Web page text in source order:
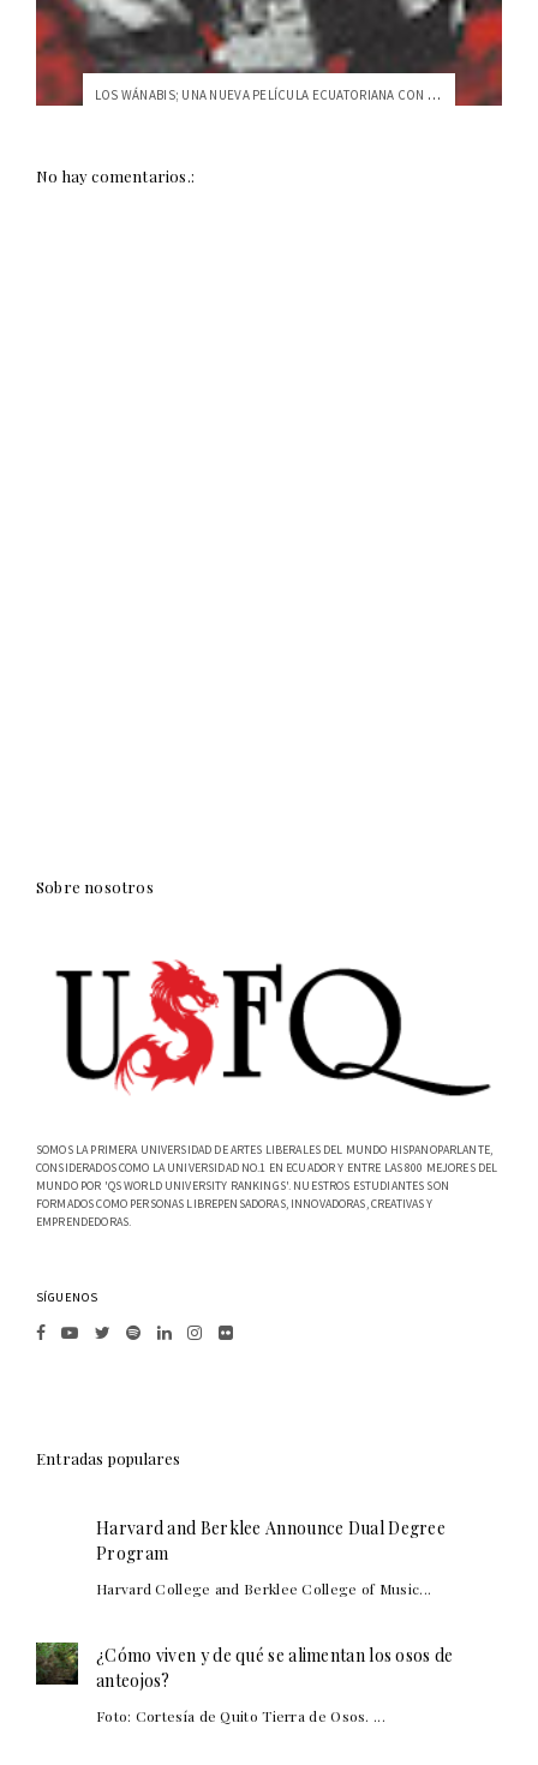
LOS WÁNABIS; UNA NUEVA PELÍCULA ECUATORIANA CON SELLO USFQ
No hay comentarios.:
Sobre nosotros
SOMOS LA PRIMERA UNIVERSIDAD DE ARTES LIBERALES DEL MUNDO HISPANOPARLANTE,
CONSIDERADOS COMO LA UNIVERSIDAD NO.1 EN ECUADOR Y ENTRE LAS 800 MEJORES DEL
MUNDO POR 'QS WORLD UNIVERSITY RANKINGS'. NUESTROS ESTUDIANTES SON
FORMADOS COMO PERSONAS LIBREPENSADORAS, INNOVADORAS, CREATIVAS Y
EMPRENDEDORAS.
SÍGUENOS
Entradas populares
Harvard and Berklee Announce Dual Degree
Program
Harvard College and Berklee College of Music...
¿Cómo viven y de qué se alimentan los osos de
anteojos?
Foto: Cortesía de Quito Tierra de Osos. ...